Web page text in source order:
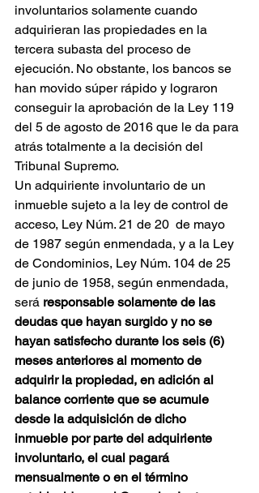
involuntarios solamente cuando
adquirieran las propiedades en la
tercera subasta del proceso de
ejecución. No obstante, los bancos se
han movido súper rápido y lograron
conseguir la aprobación de la Ley 119
del 5 de agosto de 2016 que le da para
atrás totalmente a la decisión del
Tribunal Supremo.
Un adquiriente involuntario de un
inmueble sujeto a la ley de control de
acceso, Ley Núm. 21 de 20  de mayo
de 1987 según enmendada, y a la Ley
de Condominios, Ley Núm. 104 de 25
de junio de 1958, según enmendada,
será responsable solamente de las
deudas que hayan surgido y no se
hayan satisfecho durante los seis (6)
meses anteriores al momento de
adquirir la propiedad, en adición al
balance corriente que se acumule
desde la adquisición de dicho
inmueble por parte del adquiriente
involuntario, el cual pagará
mensualmente o en el término